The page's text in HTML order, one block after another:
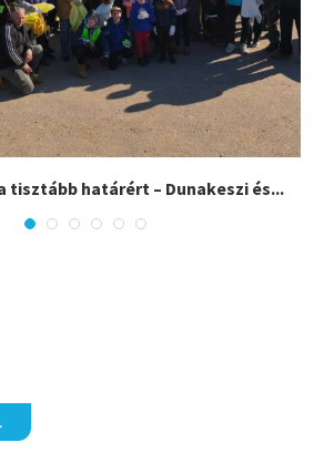
tisztább határért – Dunakeszi és...